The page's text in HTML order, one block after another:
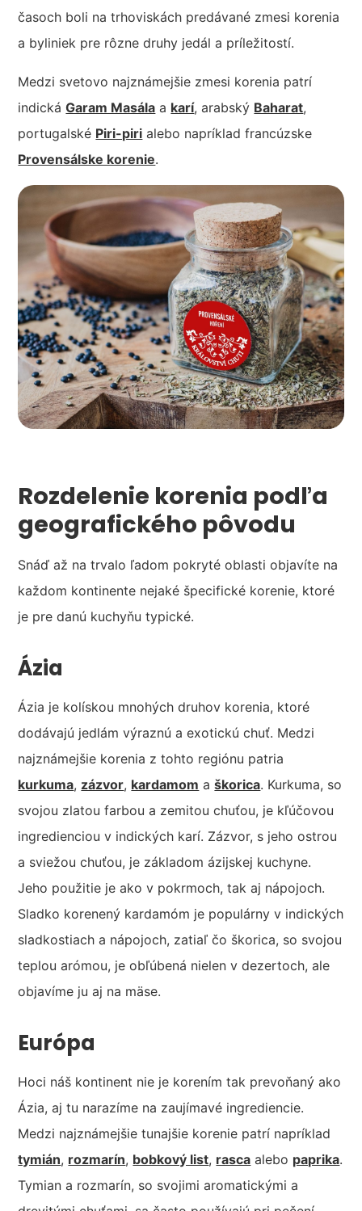
časoch boli na trhoviskách predávané zmesi korenia
a byliniek pre rôzne druhy jedál a príležitostí.
Medzi svetovo najznámejšie zmesi korenia patrí
indickáGaram Masála a karí, arabský Baharat,
portugalské Piri-piri alebo napríklad francúzske
Provensálske korenie.
Rozdelenie korenia podľa
geografického pôvodu
Snáď až na trvalo ľadom pokryté oblasti objavíte na
každom kontinente nejaké špecifické korenie, ktoré
je pre danú kuchyňu typické.
Ázia
Ázia je kolískou mnohých druhov korenia, ktoré
dodávajú jedlám výraznú a exotickú chuť. Medzi
najznámejšie korenia z tohto regiónu patria
kurkuma, zázvor, kardamom aškorica. Kurkuma, so
svojou zlatou farbou a zemitou chuťou, je kľúčovou
ingredienciou v indických karí. Zázvor, s jeho ostrou
a sviežou chuťou, je základom ázijskej kuchyne.
Jeho použitie je ako v pokrmoch, tak aj nápojoch.
Sladko korenený kardamóm je populárny v indických
sladkostiach a nápojoch, zatiaľ čo škorica, so svojou
teplou arómou, je obľúbená nielen v dezertoch, ale
objavíme ju aj na mäse.
Európa
Hoci náš kontinent nie je korením tak prevoňaný ako
Ázia, aj tu narazíme na zaujímavé ingrediencie.
Medzi najznámejšie tunajšie korenie patrí napríklad
tymián, rozmarín, bobkový list, rasca alebo paprika.
Tymian a rozmarín, so svojimi aromatickými a